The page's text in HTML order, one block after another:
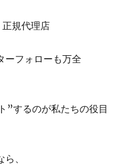
規代理店
ーフォローも万全
”するのが私たちの役目
、